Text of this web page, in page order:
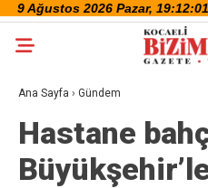
Ana Sayfa › Gündem
Hastane